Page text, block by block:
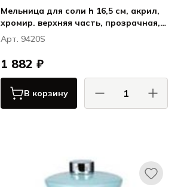
Мельница для соли h 16,5 см, акрил,
хромир. верхняя часть, прозрачная,
КАПРИ / CAPRI
Арт. 9420S
1 882 ₽
В корзину